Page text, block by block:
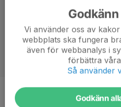
Position
-
Vi använder oss av
webbplats ska fungera
även för webbanalys i
förbättra
Så använder
Godkänn